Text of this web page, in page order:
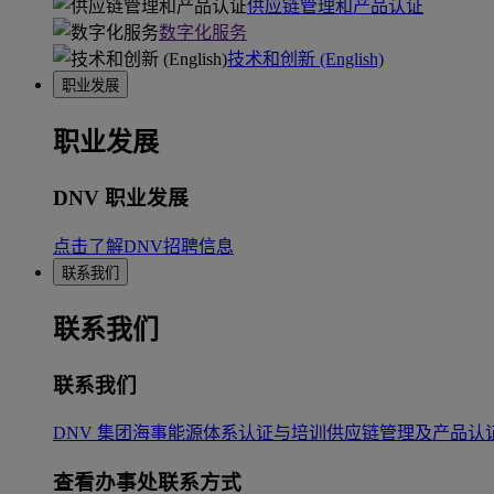
供应链管理和产品认证
数字化服务
技术和创新 (English)
职业发展
职业发展
DNV 职业发展
点击了解DNV招聘信息
联系我们
联系我们
联系我们
DNV 集团 海事能源体系认证与培训 供应链管理及产品认
查看办事处联系方式